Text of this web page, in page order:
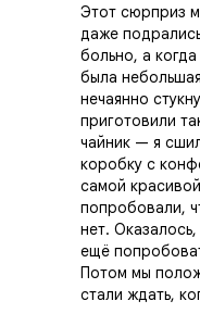
Этот сюрприз
даже
больно, а
была
нечаянно
приготовили
чайник — я
коробку с
самой
попробовали,
нет.
ещё
Потом мы
стали ждать,